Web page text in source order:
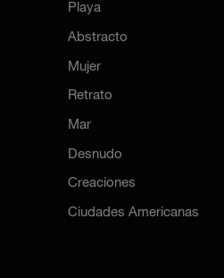
Playa
Abstracto
Mujer
Retrato
Mar
Desnudo
Creaciones
Ciudades Americanas